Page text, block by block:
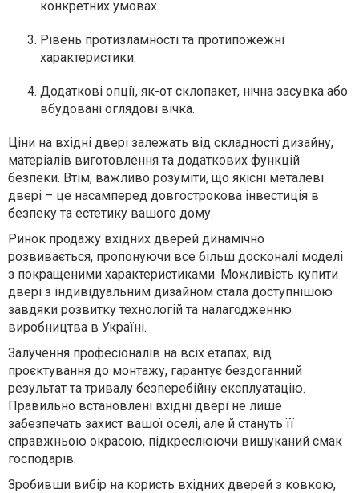
конкретних умовах.
Рівень протизламності та протипожежні
характеристики.
Додаткові опції, як-от склопакет, нічна засувка або
вбудовані оглядові вічка.
Ціни на вхідні двері залежать від складності дизайну,
матеріалів виготовлення та додаткових функцій
безпеки. Втім, важливо розуміти, що якісні металеві
двері – це насамперед довгострокова інвестиція в
безпеку та естетику вашого дому.
Ринок продажу вхідних дверей динамічно
розвивається, пропонуючи все більш досконалі моделі
з покращеними характеристиками. Можливість купити
двері з індивідуальним дизайном стала доступнішою
завдяки розвитку технологій та налагодженню
виробництва в Україні.
Залучення професіоналів на всіх етапах, від
проєктування до монтажу, гарантує бездоганний
результат та тривалу безперебійну експлуатацію.
Правильно встановлені вхідні двері не лише
забезпечать захист вашої оселі, але й стануть її
справжньою окрасою, підкреслюючи вишуканий смак
господарів.
Зробивши вибір на користь вхідних дверей з ковкою,